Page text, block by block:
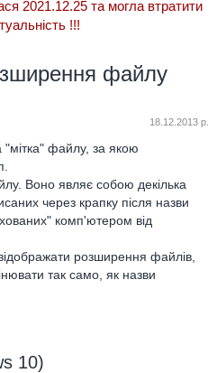
2021.12.25 та могла втратити
!!!
файлу
18.12.2013 р.
файлу, за якою
Воно являє собою декілька
через крапку після назви
комп'ютером від
розширення файлів,
так само, як назви
10)